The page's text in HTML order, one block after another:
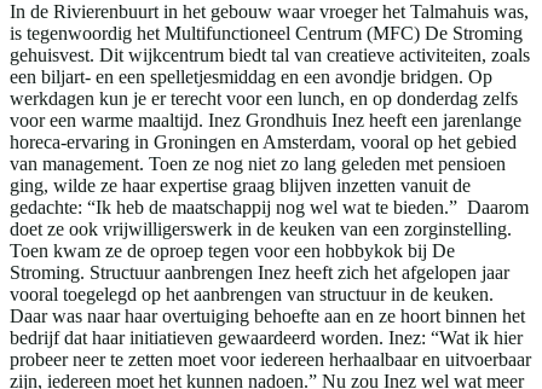
In de Rivierenbuurt in het gebouw waar vroeger het Talmahuis was,
is tegenwoordig het Multifunctioneel Centrum (MFC) De Stroming
gehuisvest. Dit wijkcentrum biedt tal van creatieve activiteiten, zoals
een biljart- en een spelletjesmiddag en een avondje bridgen. Op
werkdagen kun je er terecht voor een lunch, en op donderdag zelfs
voor een warme maaltijd. Inez Grondhuis Inez heeft een jarenlange
horeca-ervaring in Groningen en Amsterdam, vooral op het gebied
van management. Toen ze nog niet zo lang geleden met pensioen
ging, wilde ze haar expertise graag blijven inzetten vanuit de
gedachte: “Ik heb de maatschappij nog wel wat te bieden.” Daarom
doet ze ook vrijwilligerswerk in de keuken van een zorginstelling.
Toen kwam ze de oproep tegen voor een hobbykok bij De
Stroming. Structuur aanbrengen Inez heeft zich het afgelopen jaar
vooral toegelegd op het aanbrengen van structuur in de keuken.
Daar was naar haar overtuiging behoefte aan en ze hoort binnen het
bedrijf dat haar initiatieven gewaardeerd worden. Inez: “Wat ik hier
probeer neer te zetten moet voor iedereen herhaalbaar en uitvoerbaar
zijn, iedereen moet het kunnen nadoen.” Nu zou Inez wel wat meer